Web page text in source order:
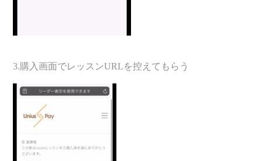
3.購入画面でレッスンURLを控えてもらう